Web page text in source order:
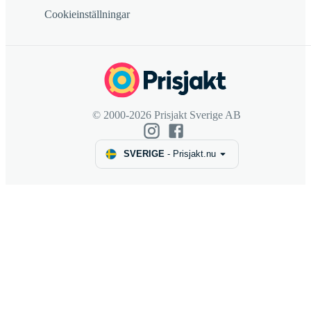
Cookieinställningar
© 2000-2026 Prisjakt Sverige AB
SVERIGE- Prisjakt.nu